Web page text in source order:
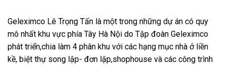
Geleximco Lê Trọng Tấn là một trong những dự án có quy
mô nhất khu vực phía Tây Hà Nội do Tập đoàn Geleximco
phát triển,chia làm 4 phân khu với các hạng mục nhà ở liền
kề, biệt thự song lập- đơn lập,shophouse và các công trình